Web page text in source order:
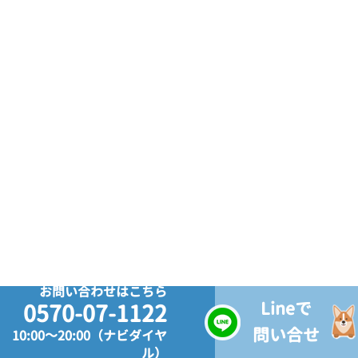
お問い合わせはこちら
0570-07-1122
10:00～20:00（ナビダイヤ
ル）
Lineで
問い合せ